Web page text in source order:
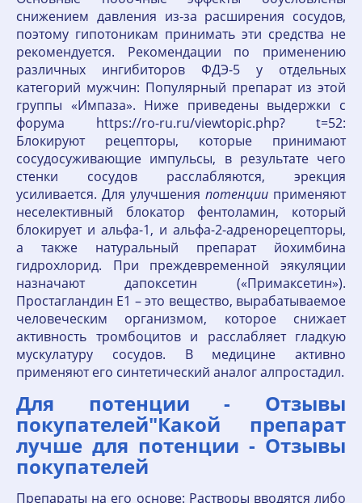
снижением давления из-за расширения сосудов,
поэтому гипотоникам принимать эти средства не
рекомендуется. Рекомендации по применению
различных ингибиторов ФДЭ-5 у отдельных
категорий мужчин: Популярный препарат из этой
группы «Импаза». Ниже приведены выдержки с
форума https://ro-ru.ru/viewtopic.php? t=52:
Блокируют рецепторы, которые принимают
сосудосуживающие импульсы, в результате чего
стенки сосудов расслабляются, эрекция
усиливается. Для улучшения потенции применяют
неселективный блокатор фентоламин, который
блокирует и альфа-1, и альфа-2-адренорецепторы,
а также натуральный препарат йохимбина
гидрохлорид. При преждевременной эякуляции
назначают дапоксетин («Примаксетин»).
Простагландин Е1 – это вещество, вырабатываемое
человеческим организмом, которое снижает
активность тромбоцитов и расслабляет гладкую
мускулатуру сосудов. В медицине активно
применяют его синтетический аналог алпростадил.
Для потенции - Отзывы
покупателей"Какой препарат
лучше для потенции - Отзывы
покупателей
Препараты на его основе: Растворы вводятся либо